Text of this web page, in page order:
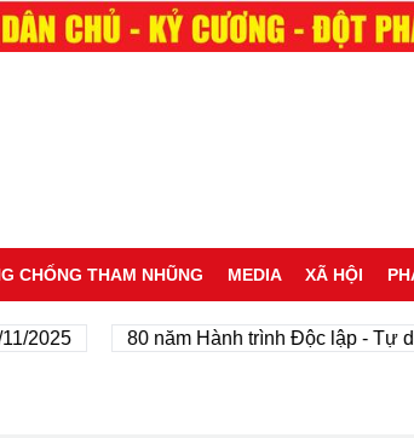
CHỐNG THAM NHŨNG MEDIA XÃ HỘI
80 năm Hành trình Độc lập - Tự do -